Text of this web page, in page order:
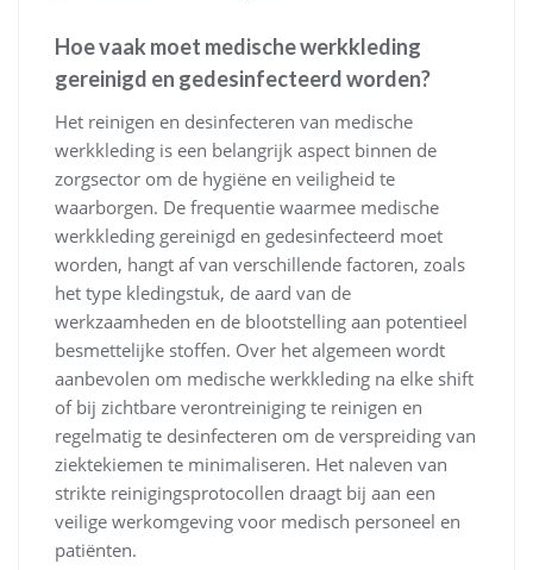
Hoe vaak moet medische werkkleding
gereinigd en gedesinfecteerd worden?
Het reinigen en desinfecteren van medische
werkkleding is een belangrijk aspect binnen de
zorgsector om de hygiëne en veiligheid te
waarborgen. De frequentie waarmee medische
werkkleding gereinigd en gedesinfecteerd moet
worden, hangt af van verschillende factoren, zoals
het type kledingstuk, de aard van de
werkzaamheden en de blootstelling aan potentieel
besmettelijke stoffen. Over het algemeen wordt
aanbevolen om medische werkkleding na elke shift
of bij zichtbare verontreiniging te reinigen en
regelmatig te desinfecteren om de verspreiding van
ziektekiemen te minimaliseren. Het naleven van
strikte reinigingsprotocollen draagt bij aan een
veilige werkomgeving voor medisch personeel en
patiënten.